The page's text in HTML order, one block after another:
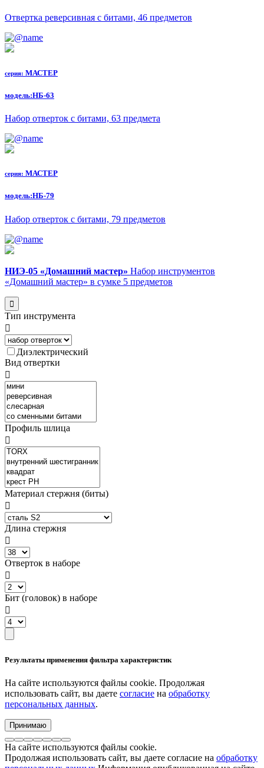
Отвертка реверсивная с битами, 46 предметов
серия: МАСТЕР
модель:НБ-63
Набор отверток с битами, 63 предмета
серия: МАСТЕР
модель:НБ-79
Набор отверток с битами, 79 предметов
НИЭ-05 «Домашний мастер» Набор инструментов
«Домашний мастер» в сумке 5 предметов
Тип инструмента
Диэлектрический
Вид отвертки
Профиль шлица
Материал стержня (биты)
Длина стержня
Отверток в наборе
Бит (головок) в наборе
Результаты применения фильтра характеристик
На сайте используются файлы cookie. Продолжая
использовать сайт, вы даете согласие на обработку
персональных данных.
Принимаю
На сайте используются файлы cookie.
Продолжая использовать сайт, вы даете согласие на обработку